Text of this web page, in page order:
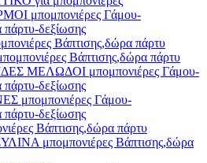
μπομπονιέρες Γάμου-
δεξίωσης
Βάπτισης,δώρα πάρτυ
Βάπτισης,δώρα πάρτυ
ΜΕΛΩΔΟΙ μπομπονιέρες Γάμου-
δεξίωσης
μπομπονιέρες Γάμου-
δεξίωσης
Βάπτισης,δώρα πάρτυ
μπομπονιέρες Βάπτισης,δώρα